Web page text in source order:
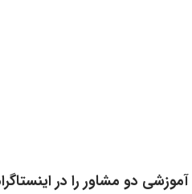
آموزشی دو مشاور را در